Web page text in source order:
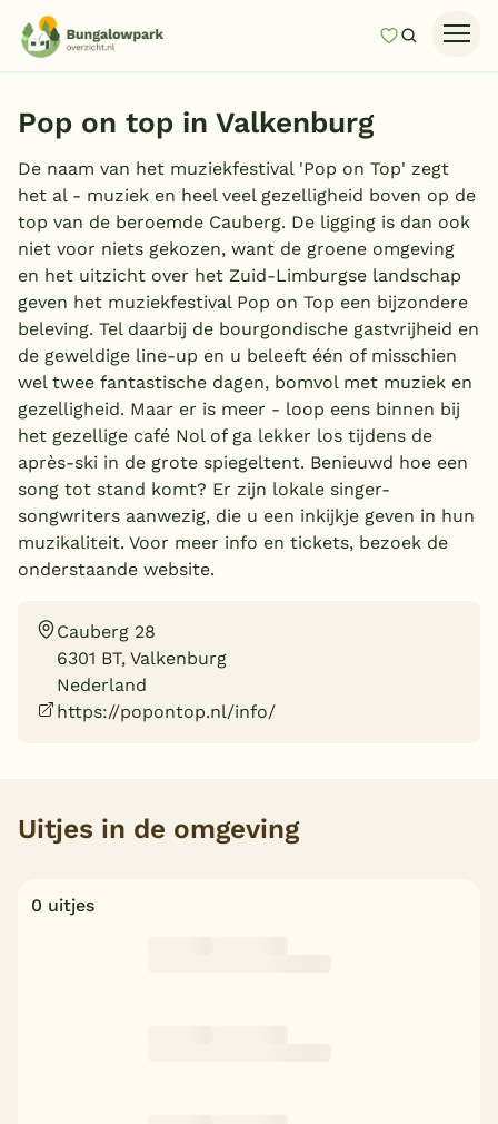
MijnZoeken
Last minutes
Top 12 aanbiedingen
Zomervakantie
Nazomeren
Vakantiehuizen
Vakantiepark keuzehulp
Onze vakantiegidsen
Vakantieparken
Subtropisch zwembad
Overdekt zwembad
Wildwaterbaan
Alle populaire faciliteiten
Keuzehulp
Nederland
Pop on top in Valkenburg
De naam van het muziekfestival 'Pop on Top' zegt
het al - muziek en heel veel gezelligheid boven op de
top van de beroemde Cauberg. De ligging is dan ook
niet voor niets gekozen, want de groene omgeving
en het uitzicht over het Zuid-Limburgse landschap
geven het muziekfestival Pop on Top een bijzondere
beleving. Tel daarbij de bourgondische gastvrijheid en
de geweldige line-up en u beleeft één of misschien
wel twee fantastische dagen, bomvol met muziek en
gezelligheid. Maar er is meer - loop eens binnen bij
het gezellige café Nol of ga lekker los tijdens de
après-ski in de grote spiegeltent. Benieuwd hoe een
song tot stand komt? Er zijn lokale singer-
songwriters aanwezig, die u een inkijkje geven in hun
muzikaliteit. Voor meer info en tickets, bezoek de
onderstaande website.
Cauberg 28
6301 BT, Valkenburg
Nederland
https://popontop.nl/info/
Uitjes in de omgeving
0 uitjes